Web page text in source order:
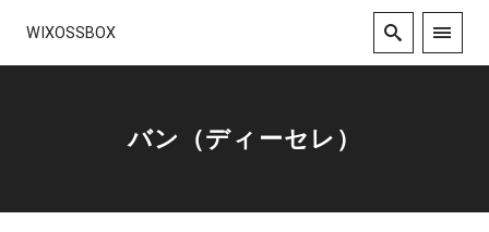
WIXOSSBOX
バン（ディーセレ）